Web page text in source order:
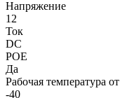
Напряжение
12
Ток
DC
POE
Да
Рабочая температура от
-40